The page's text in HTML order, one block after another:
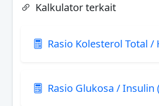
Kalkulator terkait
Rasio Kolesterol Total /
Rasio Glukosa / Insulin